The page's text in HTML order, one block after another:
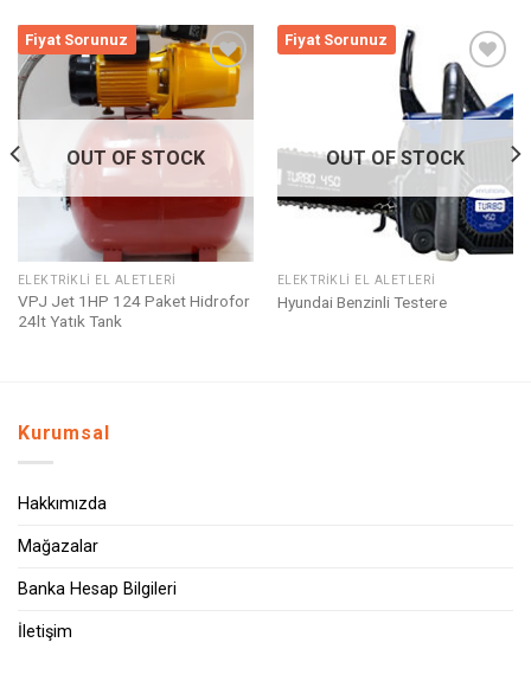
Fiyat Sorunuz
Listeme
Ekle
OUT OF STOCK
ELEKTRIKLI EL ALETLERI
VPJ Jet 1HP 124 Paket Hidrofor
24lt Yatık Tank
Fiyat Sorunuz
Listeme
Ekle
OUT OF STOCK
ELEKTRIKLI EL ALETLERI
Hyundai Benzinli Testere
Kurumsal
Hakkımızda
Mağazalar
Banka Hesap Bilgileri
İletişim